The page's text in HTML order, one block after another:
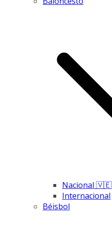
Nacional 🇻🇪
Internacional
Béisbol